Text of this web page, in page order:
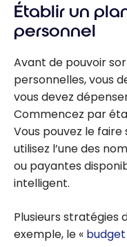
Établir un
personnel
Avant de pouvoir
personnelles, vous
vous devez
Commencez par
Vous pouvez le
utilisez l’une des
ou payantes
intelligent.
Plusieurs stratégies
exemple, le «